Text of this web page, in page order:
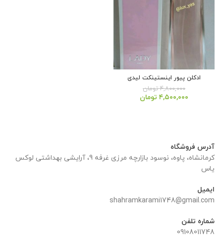
ادکلن پیور اینستینکت لیدی
۴,۸۰۰,۰۰۰ تومان
قیمت
۴,۵۰۰,۰۰۰ تومان
آدرس فروشگاه
کرمانشاه، پاوه، نوسود بازارچه مرزی غرفه 9، آرایشی بهداشتی لوکس
یاس
ایمیل
shahramkarami1748@gmail.com
شماره تلفن
09108011748